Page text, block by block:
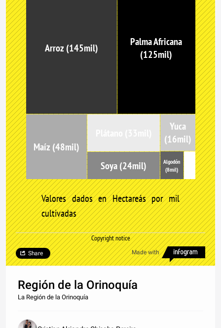
Arroz (145mil)
Palma Africana
(125mil)
Maíz (48mil)
Soya (24mil)
Yuca
(16mil)
Algodón
(8mil)
Valores dados en Hectareás por mil
cultivadas
Copyright notice
Made with
Share
Región de la Orinoquía
La Región de la Orinoquía